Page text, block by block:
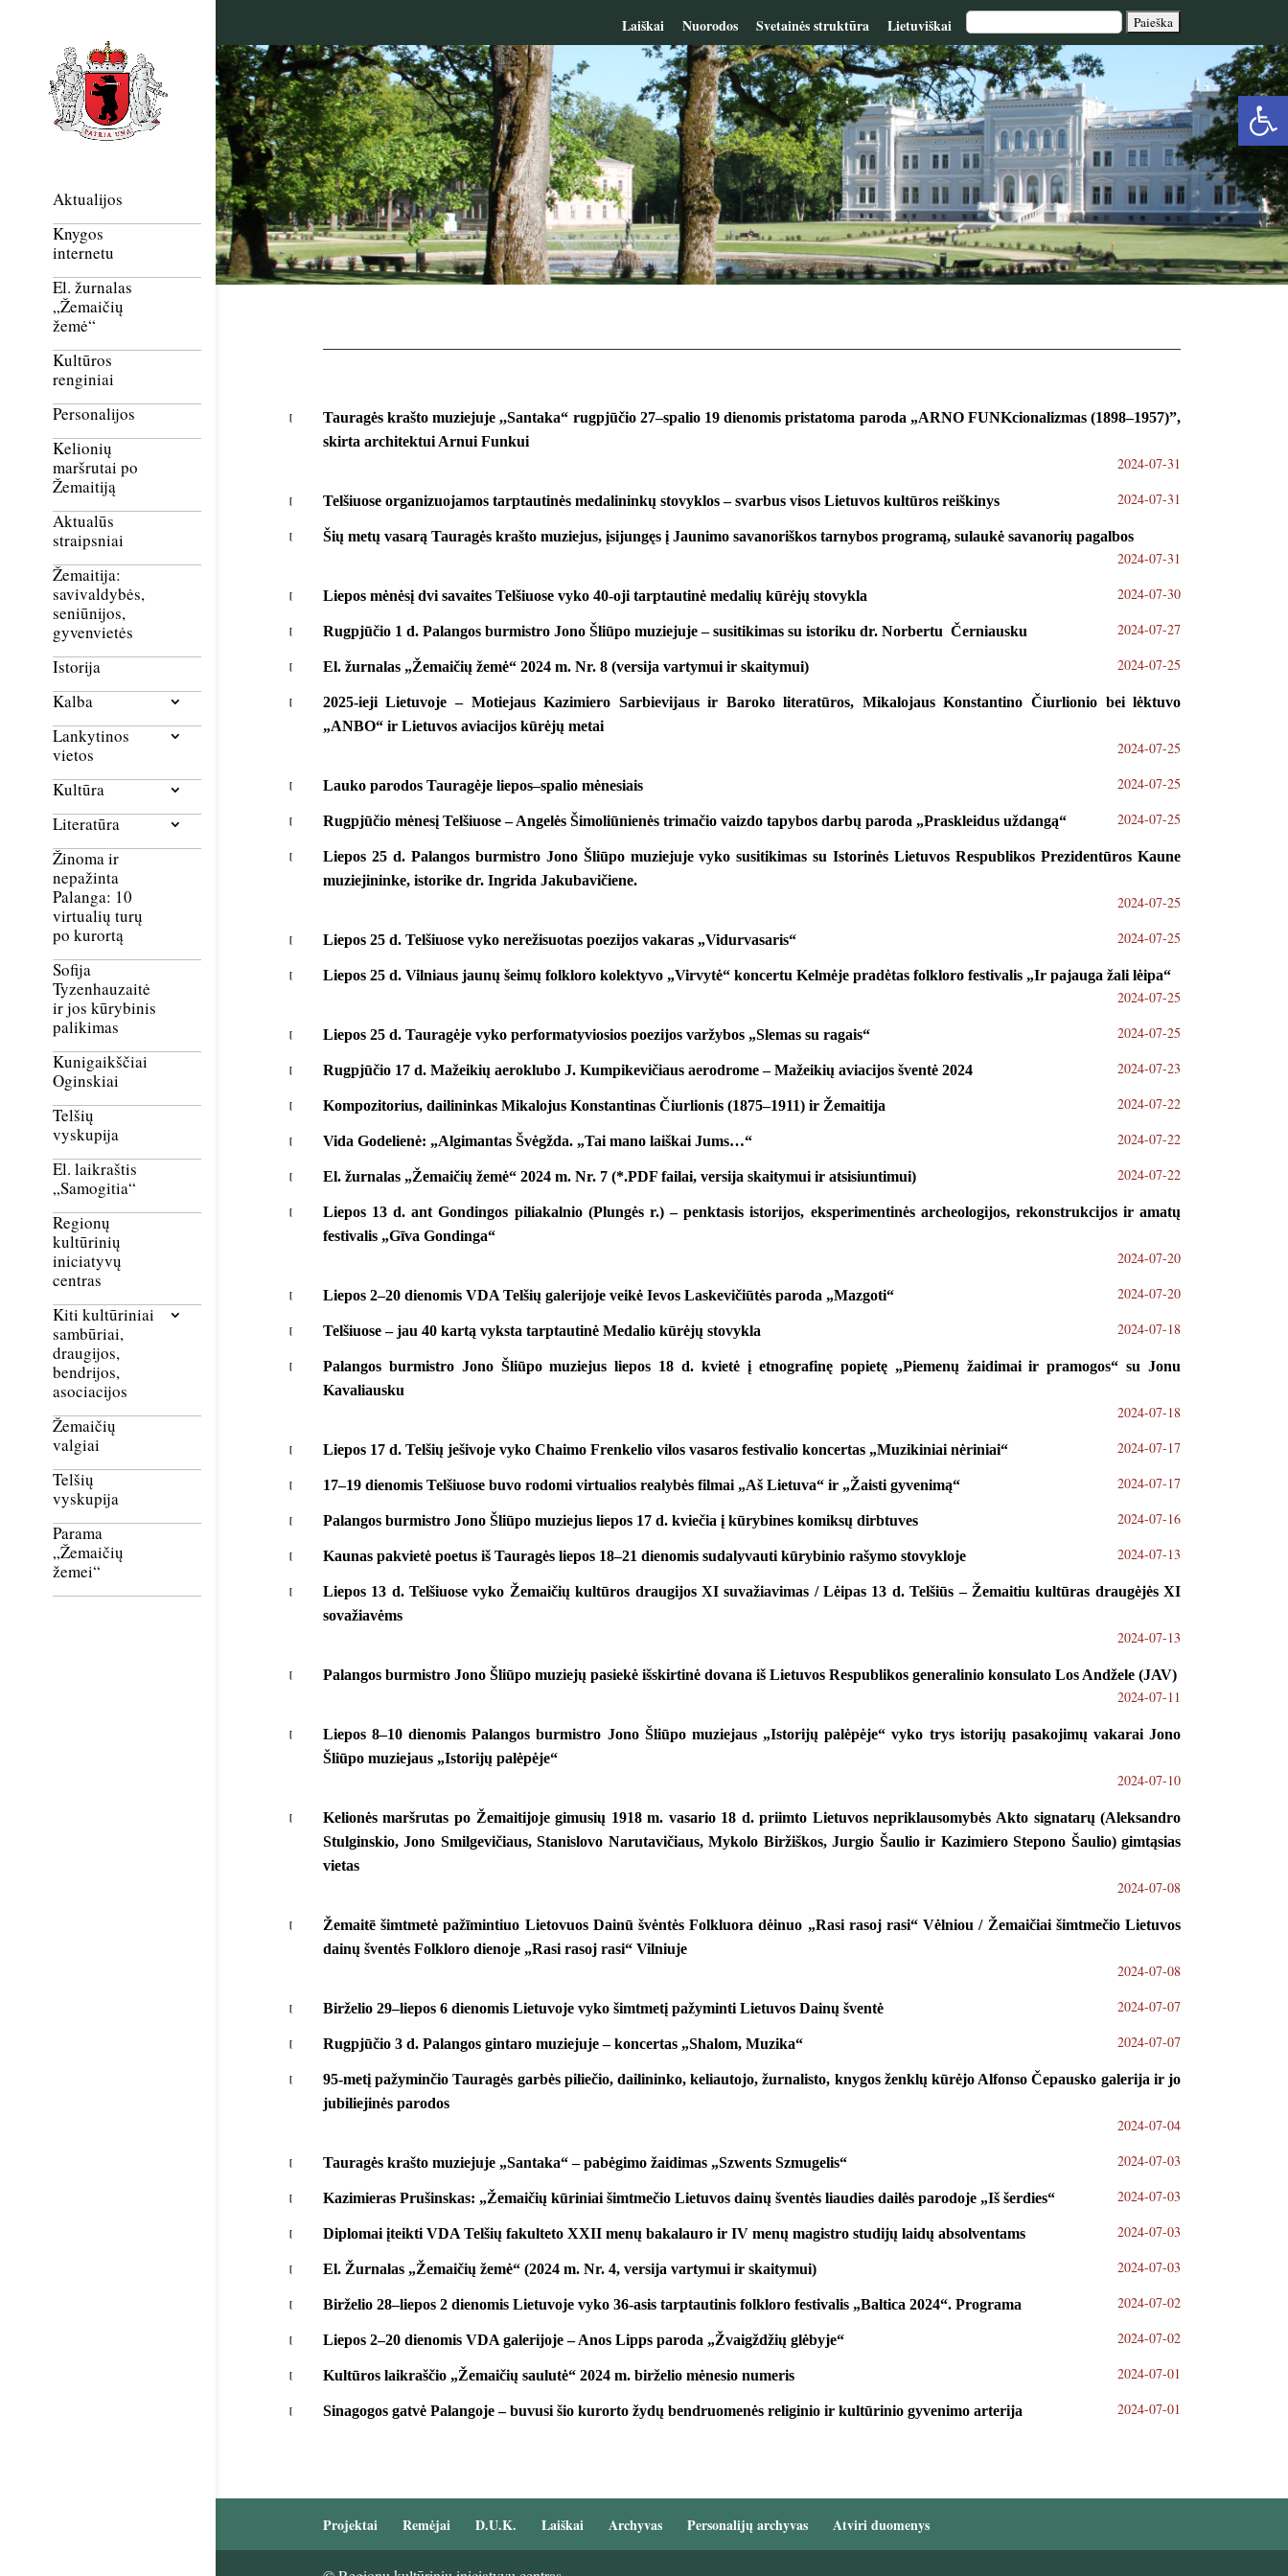
Laiškai Nuorodos Svetainės struktūra Lietuviškai
Aktualijos
Knygos
internetu
El. žurnalas
„Žemaičių
žemė“
Kultūros
renginiai
Personalijos
Kelionių
maršrutai po
Žemaitiją
Aktualūs
straipsniai
Žemaitija:
savivaldybės,
seniūnijos,
gyvenvietės
Istorija
Kalba
Lankytinos
vietos
Kultūra
Literatūra
Žinoma ir
nepažinta
Palanga: 10
virtualių turų
po kurortą
Sofija
Tyzenhauzaitė
ir jos kūrybinis
palikimas
Kunigaikščiai
Oginskiai
Telšių
vyskupija
El. laikraštis
„Samogitia“
Regionų
kultūrinių
iniciatyvų
centras
Kiti kultūriniai
sambūriai,
draugijos,
bendrijos,
asociacijos
Žemaičių
valgiai
Telšių
vyskupija
Parama
„Žemaičių
žemei“
Tauragės krašto muziejuje ,,Santaka“ rugpjūčio 27–spalio 19 dienomis pristatoma paroda „ARNO FUNKcionalizmas (1898–1957)”,
skirta architektui Arnui Funkui
2024-07-31
Telšiuose organizuojamos tarptautinės medalininkų stovyklos – svarbus visos Lietuvos kultūros reiškinys 2024-07-31
Šių metų vasarą Tauragės krašto muziejus, įsijungęs į Jaunimo savanoriškos tarnybos programą, sulaukė savanorių pagalbos
2024-07-31
Liepos mėnėsį dvi savaites Telšiuose vyko 40-oji tarptautinė medalių kūrėjų stovykla 2024-07-30
Rugpjūčio 1 d. Palangos burmistro Jono Šliūpo muziejuje – susitikimas su istoriku dr. Norbertu Černiausku 2024-07-27
El. žurnalas „Žemaičių žemė“ 2024 m. Nr. 8 (versija vartymui ir skaitymui) 2024-07-25
2025-ieji Lietuvoje – Motiejaus Kazimiero Sarbievijaus ir Baroko literatūros, Mikalojaus Konstantino Čiurlionio bei lėktuvo
„ANBO“ ir Lietuvos aviacijos kūrėjų metai
2024-07-25
Lauko parodos Tauragėje liepos–spalio mėnesiais 2024-07-25
Rugpjūčio mėnesį Telšiuose – Angelės Šimoliūnienės trimačio vaizdo tapybos darbų paroda „Praskleidus uždangą“ 2024-07-25
Liepos 25 d. Palangos burmistro Jono Šliūpo muziejuje vyko susitikimas su Istorinės Lietuvos Respublikos Prezidentūros Kaune
muziejininke, istorike dr. Ingrida Jakubavičiene.
2024-07-25
Liepos 25 d. Telšiuose vyko nerežisuotas poezijos vakaras „Vidurvasaris“ 2024-07-25
Liepos 25 d. Vilniaus jaunų šeimų folkloro kolektyvo „Virvytė“ koncertu Kelmėje pradėtas folkloro festivalis „Ir pajauga žali lėipa“
2024-07-25
Liepos 25 d. Tauragėje vyko performatyviosios poezijos varžybos „Slemas su ragais“ 2024-07-25
Rugpjūčio 17 d. Mažeikių aeroklubo J. Kumpikevičiaus aerodrome – Mažeikių aviacijos šventė 2024 2024-07-23
Kompozitorius, dailininkas Mikalojus Konstantinas Čiurlionis (1875–1911) ir Žemaitija 2024-07-22
Vida Godelienė: „Algimantas Švėgžda. „Tai mano laiškai Jums…“ 2024-07-22
El. žurnalas „Žemaičių žemė“ 2024 m. Nr. 7 (*.PDF failai, versija skaitymui ir atsisiuntimui) 2024-07-22
Liepos 13 d. ant Gondingos piliakalnio (Plungės r.) – penktasis istorijos, eksperimentinės archeologijos, rekonstrukcijos ir amatų
festivalis „Gīva Gondinga“
2024-07-20
Liepos 2–20 dienomis VDA Telšių galerijoje veikė Ievos Laskevičiūtės paroda „Mazgoti“ 2024-07-20
Telšiuose – jau 40 kartą vyksta tarptautinė Medalio kūrėjų stovykla 2024-07-18
Palangos burmistro Jono Šliūpo muziejus liepos 18 d. kvietė į etnografinę popietę „Piemenų žaidimai ir pramogos“ su Jonu
Kavaliausku
2024-07-18
Liepos 17 d. Telšių ješivoje vyko Chaimo Frenkelio vilos vasaros festivalio koncertas „Muzikiniai nėriniai“ 2024-07-17
17–19 dienomis Telšiuose buvo rodomi virtualios realybės filmai „Aš Lietuva“ ir „Žaisti gyvenimą“ 2024-07-17
Palangos burmistro Jono Šliūpo muziejus liepos 17 d. kviečia į kūrybines komiksų dirbtuves 2024-07-16
Kaunas pakvietė poetus iš Tauragės liepos 18–21 dienomis sudalyvauti kūrybinio rašymo stovykloje 2024-07-13
Liepos 13 d. Telšiuose vyko Žemaičių kultūros draugijos XI suvažiavimas / Lėipas 13 d. Telšiūs – Žemaitiu kultūras draugėjės XI
sovažiavėms
2024-07-13
Palangos burmistro Jono Šliūpo muziejų pasiekė išskirtinė dovana iš Lietuvos Respublikos generalinio konsulato Los Andžele (JAV)
2024-07-11
Liepos 8–10 dienomis Palangos burmistro Jono Šliūpo muziejaus „Istorijų palėpėje“ vyko trys istorijų pasakojimų vakarai Jono
Šliūpo muziejaus „Istorijų palėpėje“
2024-07-10
Kelionės maršrutas po Žemaitijoje gimusių 1918 m. vasario 18 d. priimto Lietuvos nepriklausomybės Akto signatarų (Aleksandro
Stulginskio, Jono Smilgevičiaus, Stanislovo Narutavičiaus, Mykolo Biržiškos, Jurgio Šaulio ir Kazimiero Stepono Šaulio) gimtąsias
vietas
2024-07-08
Žemaitē šimtmetė pažīmintiuo Lietovuos Dainū švėntės Folkluora dėinuo „Rasi rasoj rasi“ Vėlniou / Žemaičiai šimtmečio Lietuvos
dainų šventės Folkloro dienoje „Rasi rasoj rasi“ Vilniuje
2024-07-08
Birželio 29–liepos 6 dienomis Lietuvoje vyko šimtmetį pažyminti Lietuvos Dainų šventė 2024-07-07
Rugpjūčio 3 d. Palangos gintaro muziejuje – koncertas „Shalom, Muzika“ 2024-07-07
95-metį pažyminčio Tauragės garbės piliečio, dailininko, keliautojo, žurnalisto, knygos ženklų kūrėjo Alfonso Čepausko galerija ir jo
jubiliejinės parodos
2024-07-04
Tauragės krašto muziejuje „Santaka“ – pabėgimo žaidimas „Szwents Szmugelis“ 2024-07-03
Kazimieras Prušinskas: „Žemaičių kūriniai šimtmečio Lietuvos dainų šventės liaudies dailės parodoje „Iš šerdies“ 2024-07-03
Diplomai įteikti VDA Telšių fakulteto XXII menų bakalauro ir IV menų magistro studijų laidų absolventams 2024-07-03
El. Žurnalas „Žemaičių žemė“ (2024 m. Nr. 4, versija vartymui ir skaitymui) 2024-07-03
Birželio 28–liepos 2 dienomis Lietuvoje vyko 36-asis tarptautinis folkloro festivalis „Baltica 2024“. Programa 2024-07-02
Liepos 2–20 dienomis VDA galerijoje – Anos Lipps paroda „Žvaigždžių glėbyje“ 2024-07-02
Kultūros laikraščio „Žemaičių saulutė“ 2024 m. birželio mėnesio numeris 2024-07-01
Sinagogos gatvė Palangoje – buvusi šio kurorto žydų bendruomenės religinio ir kultūrinio gyvenimo arterija 2024-07-01
Projektai Remėjai D.U.K. Laiškai Archyvas Personalijų archyvas Atviri duomenys